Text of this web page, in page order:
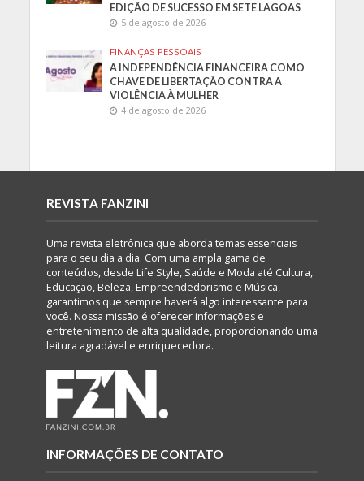
EDIÇÃO DE SUCESSO EM SETE LAGOAS
5 de agosto de 2026
FINANÇAS PESSOAIS
A INDEPENDÊNCIA FINANCEIRA COMO
CHAVE DE LIBERTAÇÃO CONTRA A
VIOLÊNCIA À MULHER
4 de agosto de 2026
REVISTA FANZINI
Uma revista eletrônica que aborda temas essenciais
para o seu dia a dia. Com uma ampla gama de
conteúdos, desde Life Style, Saúde e Moda até Cultura,
Educação, Beleza, Empreendedorismo e Música,
garantimos que sempre haverá algo interessante para
você. Nossa missão é oferecer informações e
entretenimento de alta qualidade, proporcionando uma
leitura agradável e enriquecedora.
INFORMAÇÕES DE CONTATO